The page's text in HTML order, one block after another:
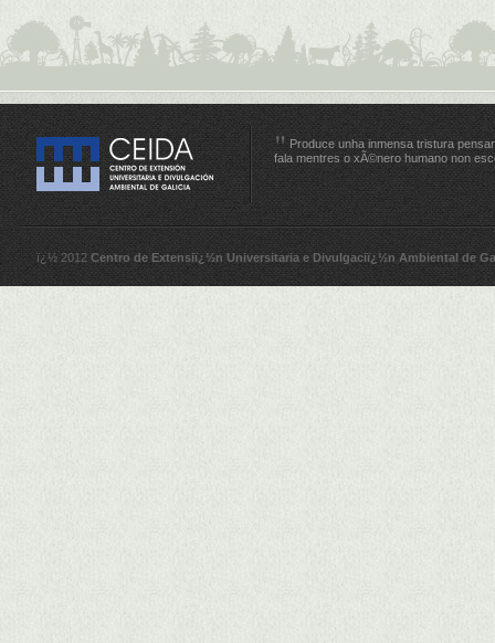
Produce unha inmensa tristura
fala mentres o xÃ©nero humano non
ï¿½ 2012 Centro de Extensiï¿½n Universitaria e Divulgaciï¿½n Ambiental de